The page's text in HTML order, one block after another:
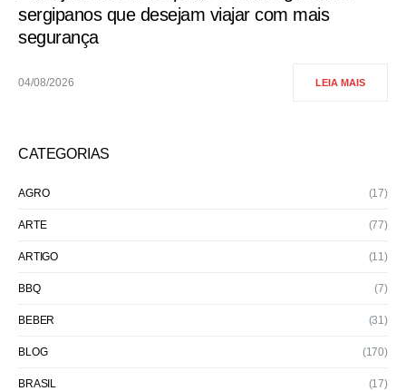
sergipanos que desejam viajar com mais
segurança
04/08/2026 LEIA MAIS
CATEGORIAS
AGRO (17)
ARTE (77)
ARTIGO (11)
BBQ (7)
BEBER (31)
BLOG (170)
BRASIL (17)